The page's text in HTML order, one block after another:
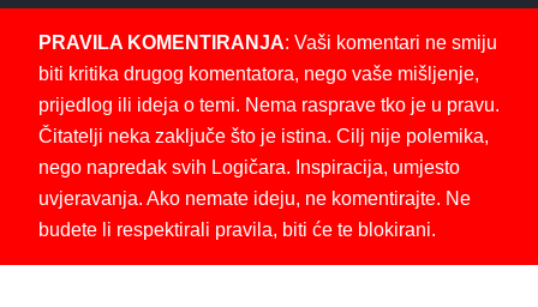
PRAVILA KOMENTIRANJA: Vaši komentari ne smiju
biti kritika drugog komentatora, nego vaše mišljenje,
prijedlog ili ideja o temi. Nema rasprave tko je u pravu.
Čitatelji neka zaključe što je istina. Cilj nije polemika,
nego napredak svih Logičara. Inspiracija, umjesto
uvjeravanja. Ako nemate ideju, ne komentirajte. Ne
budete li respektirali pravila, biti će te blokirani.